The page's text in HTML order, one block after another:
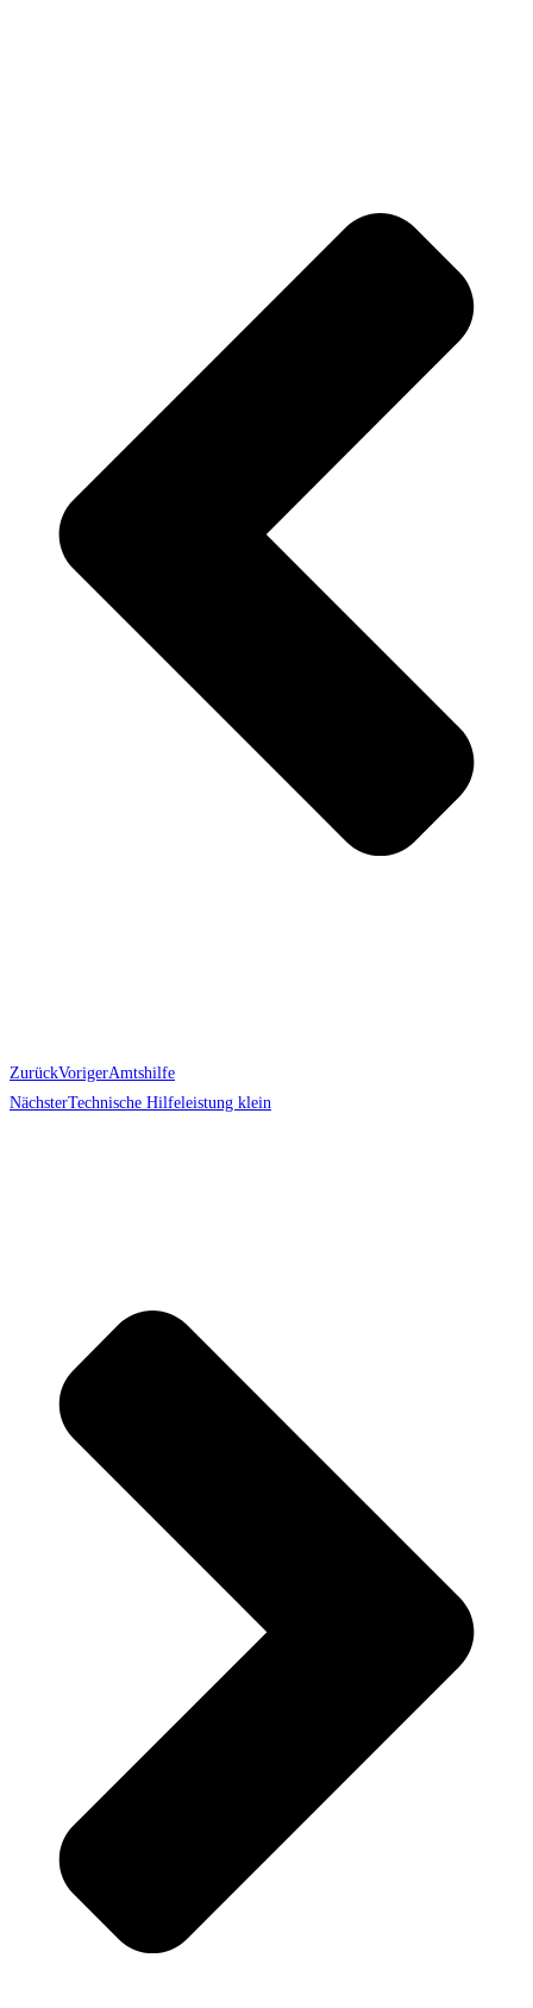
ZurückVorigerAmtshilfe
NächsterTechnische Hilfeleistung klein